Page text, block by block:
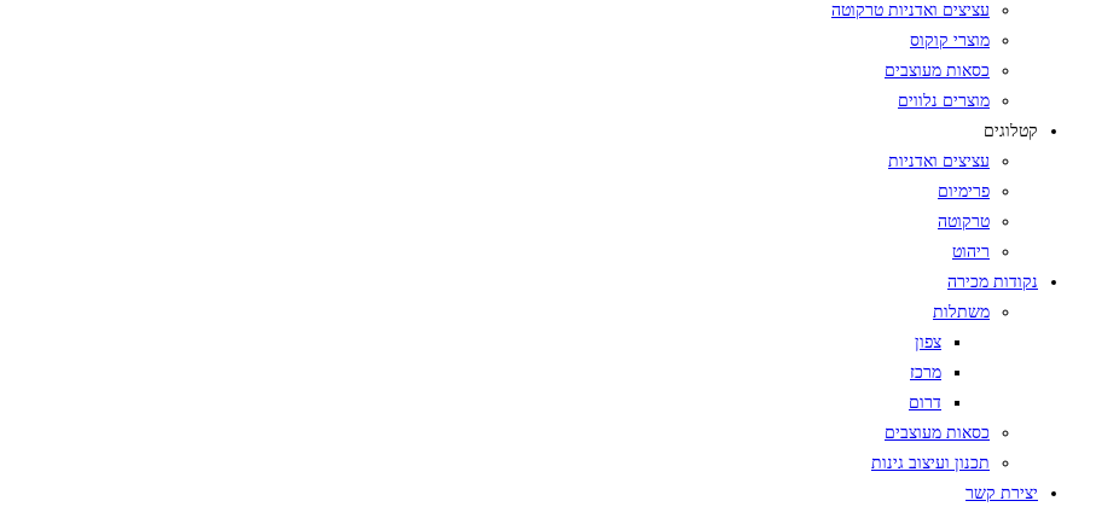
עציצים ואדניות טרקוטה
מוצרי קוקוס
כסאות מעוצבים
מוצרים נלווים
קטלוגים
עציצים ואדניות
פרימיום
טרקוטה
ריהוט
נקודות מכירה
משתלות
צפון
מרכז
דרום
כסאות מעוצבים
תכנון ועיצוב גינות
יצירת קשר